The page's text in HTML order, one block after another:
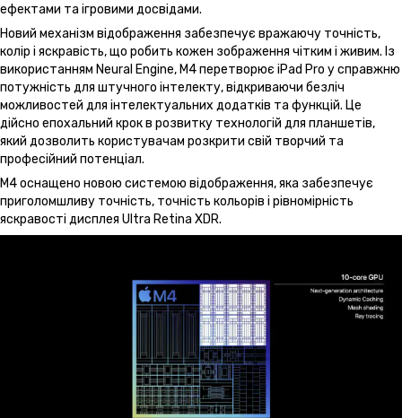
ефектами та ігровими досвідами.
Новий механізм відображення забезпечує вражаючу точність,
колір і яскравість, що робить кожен зображення чітким і живим. Із
використанням Neural Engine, M4 перетворює iPad Pro у справжню
потужність для штучного інтелекту, відкриваючи безліч
можливостей для інтелектуальних додатків та функцій. Це
дійсно епохальний крок в розвитку технологій для планшетів,
який дозволить користувачам розкрити свій творчий та
професійний потенціал.
M4 оснащено новою системою відображення, яка забезпечує
приголомшливу точність, точність кольорів і рівномірність
яскравості дисплея Ultra Retina XDR.